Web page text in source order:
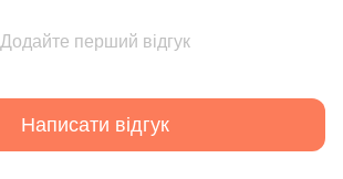
Додайте перший відгук
Написати відгук